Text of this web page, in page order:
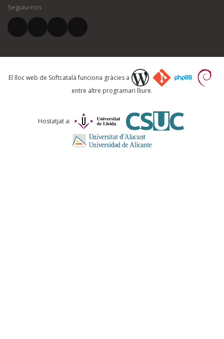
El vostre correu electrònic *
Què proposeu?
Comentari *
Seguiu-nos
El lloc web de Softcatalà funciona gràcies a
entre altre programari lliure.
Hostatjat a: